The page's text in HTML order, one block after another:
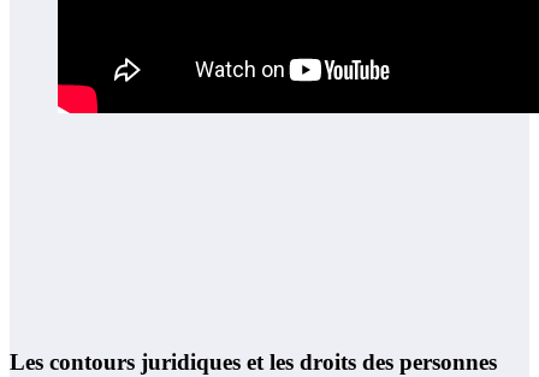
Les contours juridiques et les droits des personnes